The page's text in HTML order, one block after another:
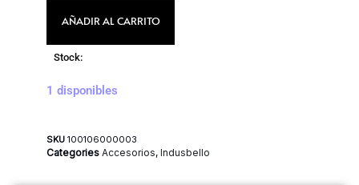
AÑADIR AL CARRITO
Stock:
1 disponibles
SKU 100106000003
Categories Accesorios, Indusbello